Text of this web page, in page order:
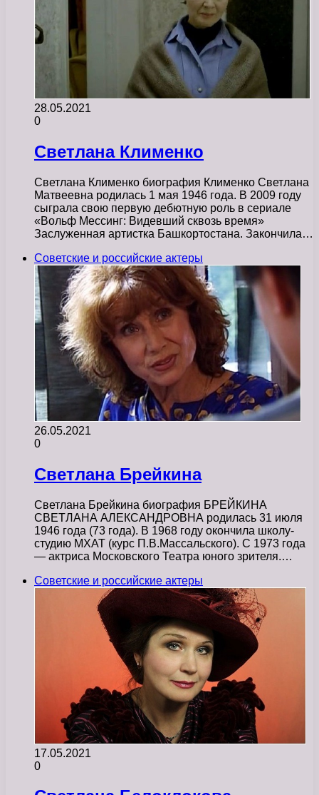
28.05.2021
0
Светлана Клименко
Светлана Клименко биография Клименко Светлана
Матвеевна родилась 1 мая 1946 года. В 2009 году
сыграла свою первую дебютную роль в сериале
«Вольф Мессинг: Видевший сквозь время»
Заслуженная артистка Башкортостана. Закончила…
Советские и российские актеры
26.05.2021
0
Светлана Брейкина
Светлана Брейкина биография БРЕЙКИНА
СВЕТЛАНА АЛЕКСАНДРОВНА родилась 31 июля
1946 года (73 года). В 1968 году окончила школу-
студию МХАТ (курс П.В.Масcальского). С 1973 года
— актриса Московского Театра юного зрителя.…
Советские и российские актеры
17.05.2021
0